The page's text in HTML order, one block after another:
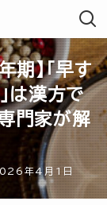
期】「早す
は漢方で
門家が解
年4月1日